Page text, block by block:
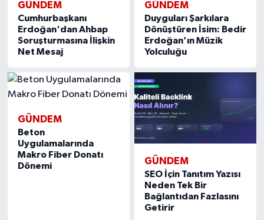
GÜNDEM
Cumhurbaşkanı
Erdoğan'dan Ahbap
Soruşturmasına İlişkin
Net Mesaj
GÜNDEM
Duyguları Şarkılara
Dönüştüren İsim: Bedir
Erdoğan’ın Müzik
Yolculuğu
GÜNDEM
Beton
Uygulamalarında
Makro Fiber Donatı
Dönemi
GÜNDEM
SEO İçin Tanıtım Yazısı
Neden Tek Bir
Bağlantıdan Fazlasını
Getirir